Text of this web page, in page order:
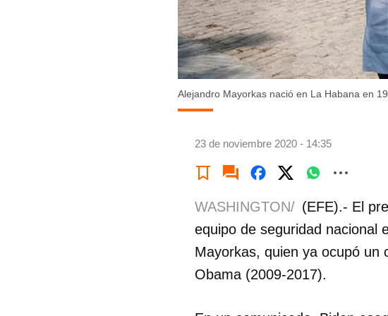
Alejandro Mayorkas nació en La Habana en
23 de noviembre 2020 - 14:35
WASHINGTON/ (EFE).- El
equipo de seguridad nacional
Mayorkas, quien ya ocupó un
Obama (2009-2017).